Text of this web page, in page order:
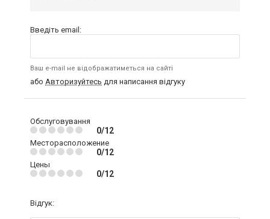
Введіть email:
Ваш e-mail не відображатиметься на сайті
або Авторизуйтесь для написання відгуку
Обслуговування
0/12
Месторасположение
0/12
Цены
0/12
Відгук: